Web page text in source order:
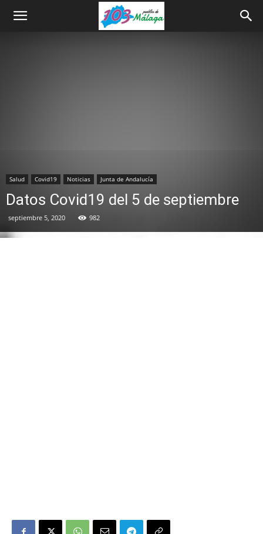
Salud Covid19 Noticias Junta de Andalucía
Datos Covid19 del 5 de septiembre
septiembre 5, 2020 982